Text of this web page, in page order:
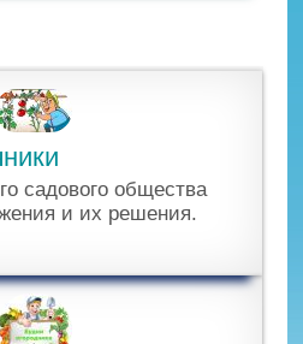
садового общества
и их решения.